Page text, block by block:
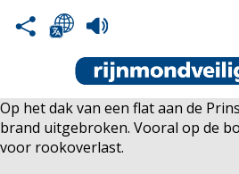
Op het dak van een flat aan de
brand uitgebroken. Vooral op de
voor rookoverlast.